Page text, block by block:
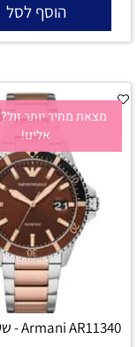
הוסף לסל
מצאת מחיר יותר
אלינו!
Armani AR11340 - שעון ארמני